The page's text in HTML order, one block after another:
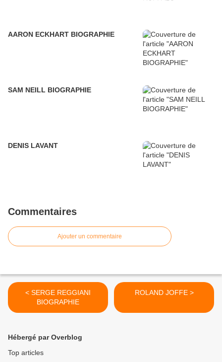
AARON ECKHART BIOGRAPHIE
SAM NEILL BIOGRAPHIE
DENIS LAVANT
Commentaires
Ajouter un commentaire
< SERGE REGGIANI
BIOGRAPHIE
ROLAND JOFFE >
Hébergé par Overblog
Top articles